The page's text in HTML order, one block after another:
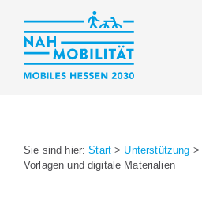
Sie sind hier:Start > Unterstützung >
Vorlagen und digitale Materialien